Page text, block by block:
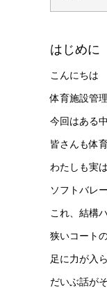
はじめに
こんにちは
体育施設管
今回はある
皆さんも体
わたしも実
ソフトバレ
これ、結構
狭いコート
足に力が入
だいぶ話が